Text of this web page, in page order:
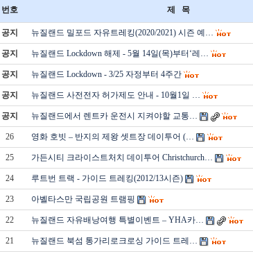
번호 제 목
공지 뉴질랜드 밀포드 자유트레킹(2020/2021) 시즌 예…
공지 뉴질랜드 Lockdown 해제 - 5월 14일(목)부터‘레…
공지 뉴질랜드 Lockdown - 3/25 자정부터 4주간
공지 뉴질랜드 사전전자 허가제도 안내 - 10월1일 …
공지 뉴질랜드에서 렌트카 운전시 지켜야할 교통…
26 영화 호빗 – 반지의 제왕 셋트장 데이투어 (…
25 가든시티 크라이스트처치 데이투어 Christchurch…
24 루트번 트랙 - 가이드 트레킹(2012/13시즌)
23 아벨타스만 국립공원 트램핑
22 뉴질랜드 자유배낭여행 특별이벤트 – YHA카…
21 뉴질랜드 북섬 통가리로크로싱 가이드 트레…